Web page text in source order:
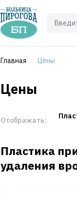
Главная Цены
Цены
Отображать:
Пластика
удаления